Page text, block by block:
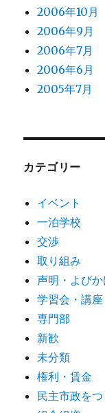
2006年10月
2006年9月
2006年7月
2006年6月
2005年7月
カテゴリー
イベント
一泊学校
交渉
取り組み
声明・よびか
学習会・講座
専門部
新歓
未分類
権利・賃金
民主市政を